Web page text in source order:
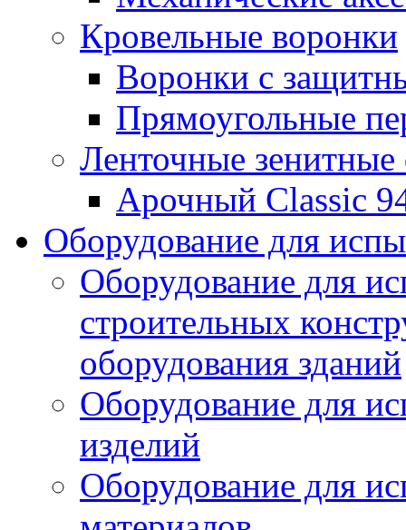
Кровельные воронки
Воронки с
Прямоугольные
Ленточные
Арочный Classic
Оборудование для
Оборудование для
строительных
оборудования зданий
Оборудование для
изделий
Оборудование для